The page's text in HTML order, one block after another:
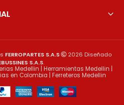
FERROPARTES S.A.S
2026 Diseñado
S.A.S.
Medellin | Herramientas Medellin |
en Colombia | Ferreteros Medellin